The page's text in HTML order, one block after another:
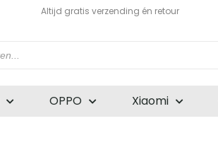
Altijd gratis verzending én retour
OPPO Xiaomi